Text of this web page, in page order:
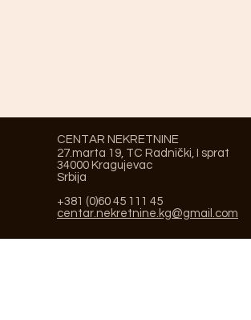
CENTAR NEKRETNINE
27.marta 19, TC Radnički, I sprat
34000 Kragujevac
Srbija
+381 (0)60 45 111 45
centar.nekretnine.kg@gmail.com